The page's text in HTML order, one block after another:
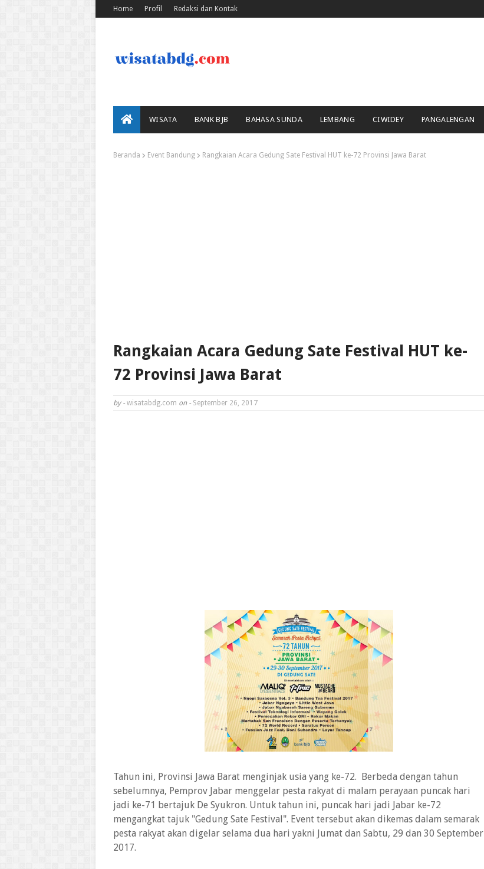
Home Profil Redaksi dan Kontak
WISATA BANK BJB BAHASA SUNDA LEMBANG CIWIDEY PANGALENGAN
Beranda Event Bandung Rangkaian Acara Gedung Sate Festival HUT ke-72 Provinsi Jawa Barat
Rangkaian Acara Gedung Sate Festival HUT ke-
72 Provinsi Jawa Barat
by - wisatabdg.com on - September 26, 2017
Tahun ini, Provinsi Jawa Barat menginjak usia yang ke-72. Berbeda dengan tahun
sebelumnya, Pemprov Jabar menggelar pesta rakyat di malam perayaan puncak hari
jadi ke-71 bertajuk De Syukron. Untuk tahun ini, puncak hari jadi Jabar ke-72
mengangkat tajuk "Gedung Sate Festival". Event tersebut akan dikemas dalam semarak
pesta rakyat akan digelar selama dua hari yakni Jumat dan Sabtu, 29 dan 30 September
2017.